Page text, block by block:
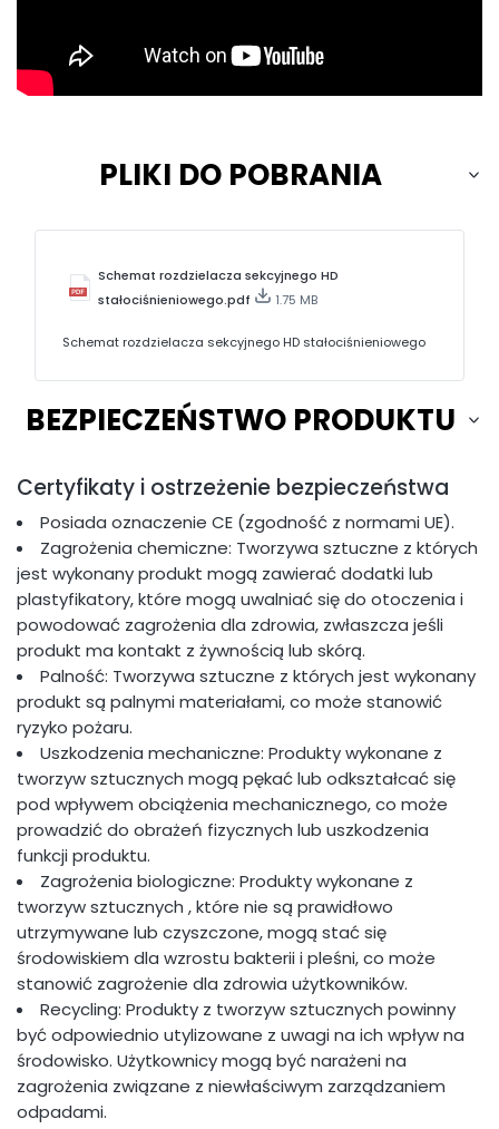
PLIKI DO POBRANIA
Schemat rozdzielacza sekcyjnego HD
stałociśnieniowego.pdf
1.75 MB
Schemat rozdzielacza sekcyjnego HD stałociśnieniowego
BEZPIECZEŃSTWO PRODUKTU
Certyfikaty i ostrzeżenie bezpieczeństwa
Posiada oznaczenie CE (zgodność z normami UE).
Zagrożenia chemiczne: Tworzywa sztuczne z których
jest wykonany produkt mogą zawierać dodatki lub
plastyfikatory, które mogą uwalniać się do otoczenia i
powodować zagrożenia dla zdrowia, zwłaszcza jeśli
produkt ma kontakt z żywnością lub skórą.
Palność: Tworzywa sztuczne z których jest wykonany
produkt są palnymi materiałami, co może stanowić
ryzyko pożaru.
Uszkodzenia mechaniczne: Produkty wykonane z
tworzyw sztucznych mogą pękać lub odkształcać się
pod wpływem obciążenia mechanicznego, co może
prowadzić do obrażeń fizycznych lub uszkodzenia
funkcji produktu.
Zagrożenia biologiczne: Produkty wykonane z
tworzyw sztucznych , które nie są prawidłowo
utrzymywane lub czyszczone, mogą stać się
środowiskiem dla wzrostu bakterii i pleśni, co może
stanowić zagrożenie dla zdrowia użytkowników.
Recycling: Produkty z tworzyw sztucznych powinny
być odpowiednio utylizowane z uwagi na ich wpływ na
środowisko. Użytkownicy mogą być narażeni na
zagrożenia związane z niewłaściwym zarządzaniem
odpadami.